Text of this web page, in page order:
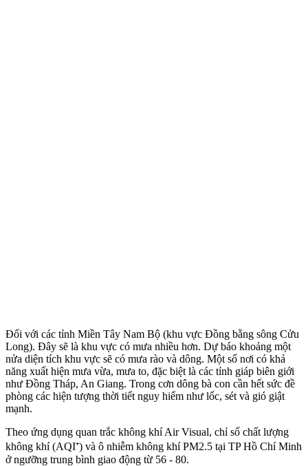
Đối với các tỉnh Miền Tây Nam Bộ (khu vực Đồng bằng sông Cửu
Long). Đây sẽ là khu vực có mưa nhiều hơn. Dự báo khoảng một
nửa diện tích khu vực sẽ có mưa rào và dông. Một số nơi có khả
năng xuất hiện mưa vừa, mưa to, đặc biệt là các tỉnh giáp biên giới
như Đồng Tháp, An Giang. Trong cơn dông bà con cần hết sức đề
phòng các hiện tượng thời tiết nguy hiểm như lốc, sét và gió giật
mạnh.
Theo ứng dụng quan trắc không khí Air Visual, chỉ số chất lượng
không khí (AQI⁺) và ô nhiễm không khí PM2.5 tại TP Hồ Chí Minh
ở ngưỡng trung bình giao động từ 56 - 80.